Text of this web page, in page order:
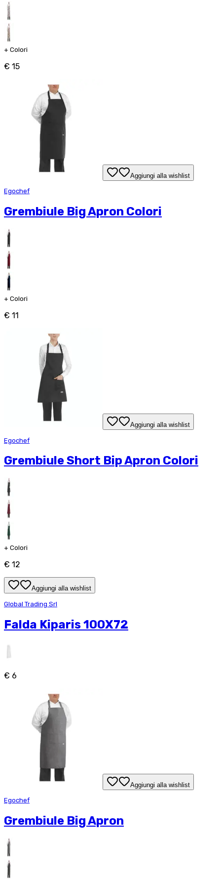
+ Colori
€ 15
Aggiungi alla wishlist
Egochef
Grembiule Big Apron Colori
+ Colori
€ 11
Aggiungi alla wishlist
Egochef
Grembiule Short Bip Apron Colori
+ Colori
€ 12
Aggiungi alla wishlist
Global Trading Srl
Falda Kiparis 100X72
€ 6
Aggiungi alla wishlist
Egochef
Grembiule Big Apron